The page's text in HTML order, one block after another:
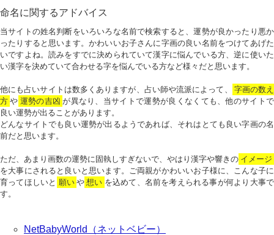
命名に関するアドバイス
当サイトの姓名判断をいろいろな名前で検索すると、運勢が良かったり悪か
ったりすると思います。かわいいお子さんに字画の良い名前をつけてあげた
いですよね。読みをすでに決められていて漢字に悩んでいる方、逆に使いた
い漢字を決めていて合わせる字を悩んでいる方など様々だと思います。
他にも占いサイトは数多くありますが、占い師や流派によって、
字画の数え
方 や 運勢の吉凶 が異なり、当サイトで運勢が良くなくても、他のサイトで
良い運勢が出ることがあります。
どんなサイトでも良い運勢が出るようであれば、それはとても良い字画の名
前だと思います。
ただ、あまり画数の運勢に固執しすぎないで、やはり漢字や響きの イメージ
を大事にされると良いと思います。ご両親がかわいいお子様に、こんな子に
育ってほしいと 願い や 想い を込めて、名前を考えられる事が何より大事で
す。
NetBabyWorld（ネットベビー）